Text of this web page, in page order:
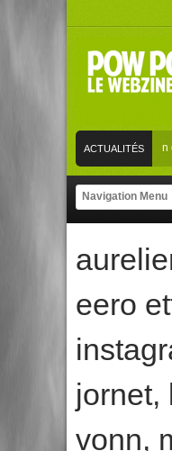
ACTUALITÉS
SKI/SNOW
Les Mondiaux de ski alpin de
La playlist parfaite pour
eero
jornet,
vonn,